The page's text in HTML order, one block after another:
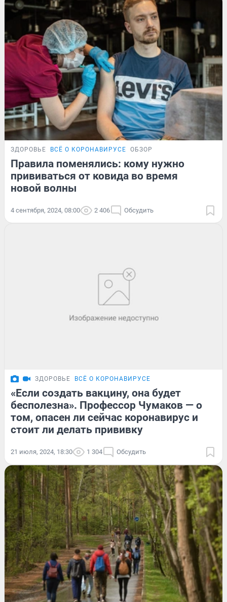
ЗДОРОВЬЕ ВСЁ О КОРОНАВИРУСЕ ОБЗОР
Правила поменялись: кому нужно
прививаться от ковида во время
новой волны
4 сентября, 2024, 08:00 2 406 Обсудить
ЗДОРОВЬЕ ВСЁ О КОРОНАВИРУСЕ
«Если создать вакцину, она будет
бесполезна». Профессор Чумаков — о
том, опасен ли сейчас коронавирус и
стоит ли делать прививку
21 июля, 2024, 18:30 1 304 Обсудить